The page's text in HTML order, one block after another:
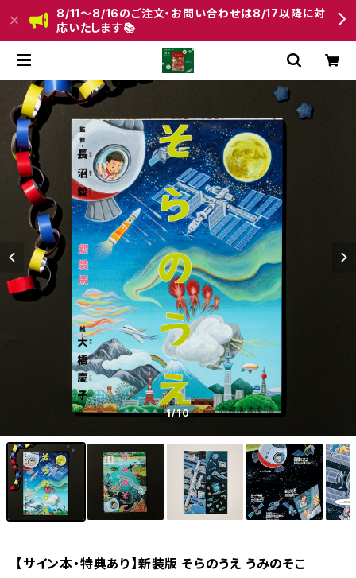
8/11〜8/16のご注文・お問い合わせは8/17以降に対
応いたします📚
1/10
【サイン本・特典あり】新装版 そらのうえ うみのそこ